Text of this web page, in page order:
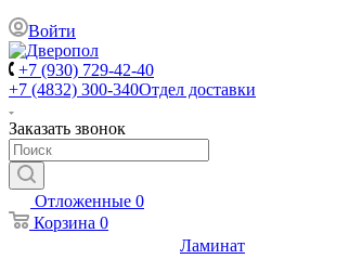
Войти
+7 (930) 729-42-40
+7 (4832) 300-340Отдел доставки
Заказать звонок
Отложенные 0
Корзина 0
Ламинат